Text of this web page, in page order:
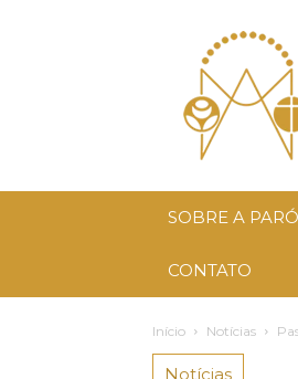
Paróquia
Nossa
Senhora
da
Glória
SOBRE A
CONTATO
Início Notícias
Notícias